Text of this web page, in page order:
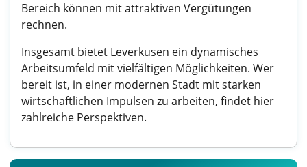
Bereich können mit attraktiven Vergütungen
rechnen.
Insgesamt bietet Leverkusen ein dynamisches
Arbeitsumfeld mit vielfältigen Möglichkeiten. Wer
bereit ist, in einer modernen Stadt mit starken
wirtschaftlichen Impulsen zu arbeiten, findet hier
zahlreiche Perspektiven.